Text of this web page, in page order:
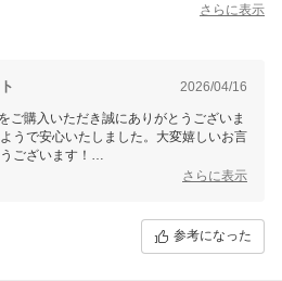
さらに表示
2026/04/16
ご購入いただき誠にありがとうございま
うで安心いたしました。大変嬉しいお言
ございます！
いはちみつの甘さが美味しいですよね♪
さらに表示
参考になった